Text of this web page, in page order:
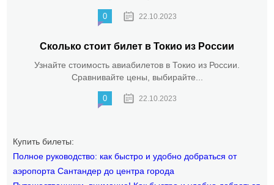
0 22.10.2023
Сколько стоит билет в Токио из России
Узнайте стоимость авиабилетов в Токио из России.
Сравнивайте цены, выбирайте...
0 22.10.2023
Купить билеты:
Полное руководство: как быстро и удобно добраться от
аэропорта Сантандер до центра города